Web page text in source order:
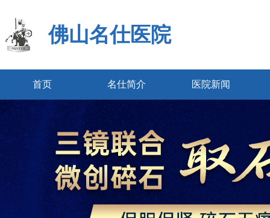
佛山名仕医院
首页 名仕简介 医院新闻